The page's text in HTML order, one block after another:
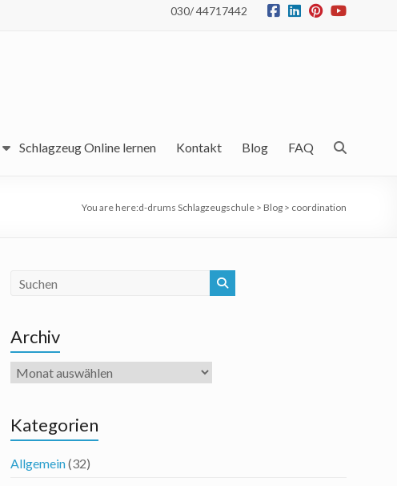
030/ 44717442
Schlagzeug Online lernen Kontakt Blog FAQ
You are here:d-drums Schlagzeugschule > Blog > coordination
Archiv
Archiv
Kategorien
Allgemein(32)